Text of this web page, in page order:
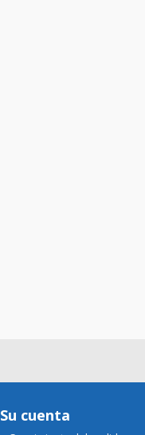
Su cuenta